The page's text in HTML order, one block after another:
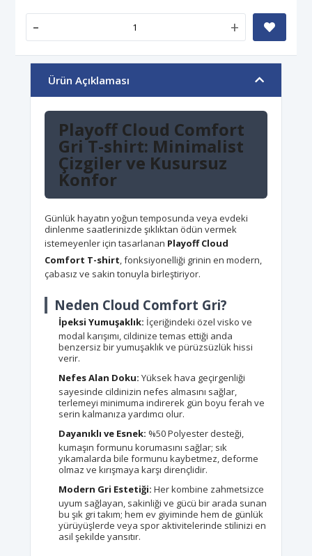
- +
Ürün Açıklaması
Playoff Cloud Comfort
Gri T-shirt: Minimalist
Çizgiler ve Kusursuz
Konfor
Günlük hayatın yoğun temposunda veya evdeki
dinlenme saatlerinizde şıklıktan ödün vermek
istemeyenler için tasarlanan Playoff Cloud
Comfort T-shirt, fonksiyonelliği grinin en modern,
çabasız ve sakin tonuyla birleştiriyor.
Neden Cloud Comfort Gri?
İpeksi Yumuşaklık: İçeriğindeki özel visko ve
modal karışımı, cildinize temas ettiği anda
benzersiz bir yumuşaklık ve pürüzsüzlük hissi
verir.
Nefes Alan Doku: Yüksek hava geçirgenliği
sayesinde cildinizin nefes almasını sağlar,
terlemeyi minimuma indirerek gün boyu ferah ve
serin kalmanıza yardımcı olur.
Dayanıklı ve Esnek: %50 Polyester desteği,
kumaşın formunu korumasını sağlar; sık
yıkamalarda bile formunu kaybetmez, deforme
olmaz ve kırışmaya karşı dirençlidir.
Modern Gri Estetiği: Her kombine zahmetsizce
uyum sağlayan, sakinliği ve gücü bir arada sunan
bu şık gri takım; hem ev giyiminde hem de günlük
yürüyüşlerde veya spor aktivitelerinde stilinizi en
asil şekilde yansıtır.